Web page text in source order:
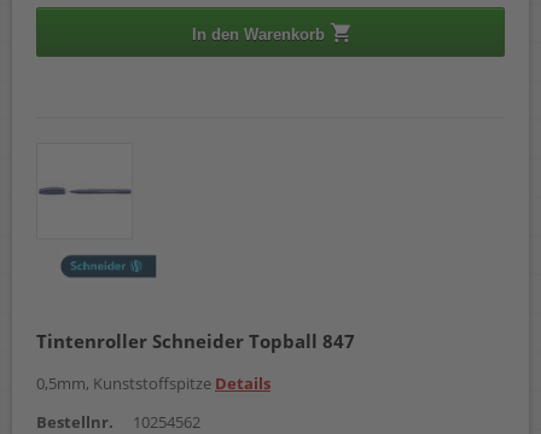
In den Warenkorb
Tintenroller Schneider Topball 847
0,5mm, Kunststoffspitze Details
Bestellnr.
10254562